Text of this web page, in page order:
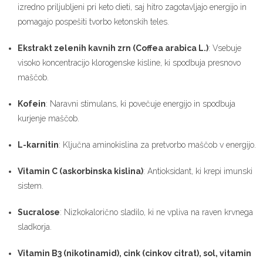
izredno priljubljeni pri keto dieti, saj hitro zagotavljajo energijo in
pomagajo pospešiti tvorbo ketonskih teles.
Ekstrakt zelenih kavnih zrn (Coffea arabica L.): Vsebuje
visoko koncentracijo klorogenske kisline, ki spodbuja presnovo
maščob.
Kofein: Naravni stimulans, ki povečuje energijo in spodbuja
kurjenje maščob.
L-karnitin: Ključna aminokislina za pretvorbo maščob v energijo.
Vitamin C (askorbinska kislina): Antioksidant, ki krepi imunski
sistem.
Sucralose: Nizkokalorično sladilo, ki ne vpliva na raven krvnega
sladkorja.
Vitamin B3 (nikotinamid), cink (cinkov citrat), sol, vitamin